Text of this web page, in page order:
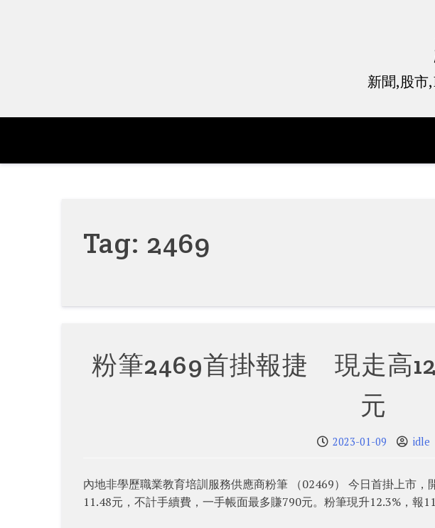
新聞,股市
Tag: 2469
粉筆2469首掛報捷 現走高
元
2023-01-09 idle
內地非學歷職業教育培訓服務供應商粉筆 （02469） 今日首掛上市
11.48元，不計手續費，一手帳面最多賺790元。粉筆現升12.3%，報